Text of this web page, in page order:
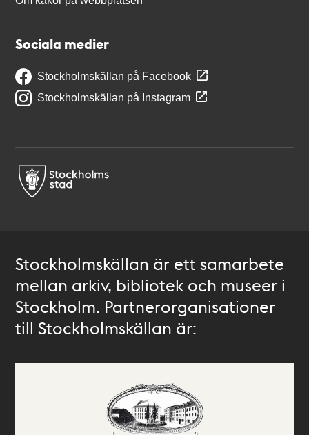
Sociala medier
Stockholmskällan på Facebook
Stockholmskällan på Instagram
Stockholmskällan är ett samarbete
mellan arkiv, bibliotek och museer i
Stockholm. Partnerorganisationer
till Stockholmskällan är: